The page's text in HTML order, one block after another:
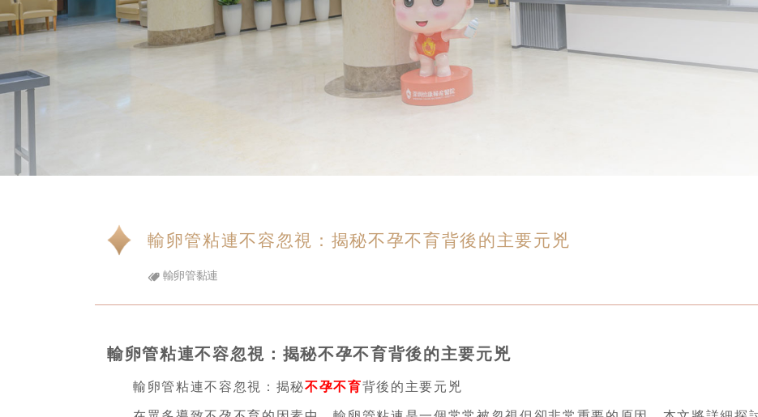
輸卵管粘連不容忽視：揭秘不孕不育背後的主要元兇
輸卵管黏連
輸卵管粘連不容忽視：揭秘不孕不育背後的主要元兇
輸卵管粘連不容忽視：揭秘不孕不育背後的主要元兇